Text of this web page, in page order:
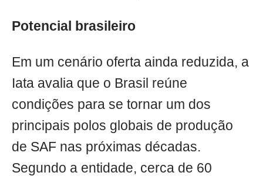
Potencial brasileiro
Em um cenário oferta ainda reduzida, a
Iata avalia que o Brasil reúne
condições para se tornar um dos
principais polos globais de produção
de SAF nas próximas décadas.
Segundo a entidade, cerca de 60